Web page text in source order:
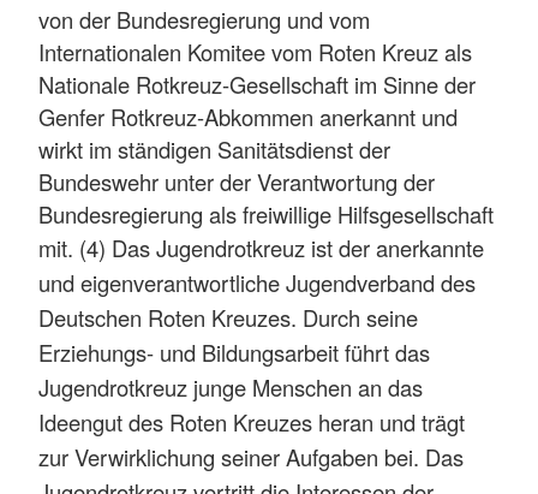
von der Bundesregierung und vom
Internationalen Komitee vom Roten Kreuz als
Nationale Rotkreuz-Gesellschaft im Sinne der
Genfer Rotkreuz-Abkommen anerkannt und
wirkt im ständigen Sanitätsdienst der
Bundeswehr unter der Verantwortung der
Bundesregierung als freiwillige Hilfsgesellschaft
mit. (4) Das Jugendrotkreuz ist der anerkannte
und eigenverantwortliche Jugendverband des
Deutschen Roten Kreuzes. Durch seine
Erziehungs- und Bildungsarbeit führt das
Jugendrotkreuz junge Menschen an das
Ideengut des Roten Kreuzes heran und trägt
zur Verwirklichung seiner Aufgaben bei. Das